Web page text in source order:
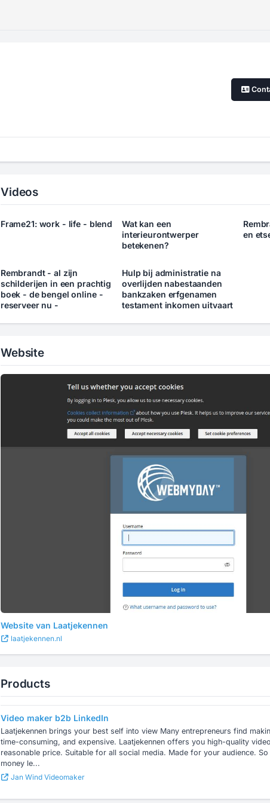
Videos
Frame21: work - life - blend
Wat kan een
interieurontwerper
betekenen?
en
Rembrandt - al zijn
schilderijen in een prachtig
boek - de bengel online -
reserveer nu -
Hulp bij administratie na
overlijden nabestaanden
bankzaken erfgenamen
testament inkomen uitvaart
Website
Website van Laatjekennen
laatjekennen.nl
Products
Video maker b2b LinkedIn
Laatjekennen brings your best self into view Many entrepreneurs find
time-consuming, and expensive. Laatjekennen offers you high-quality
reasonable price. Suitable for all social media. Made for your audience.
money le...
Jan Wind Videomaker